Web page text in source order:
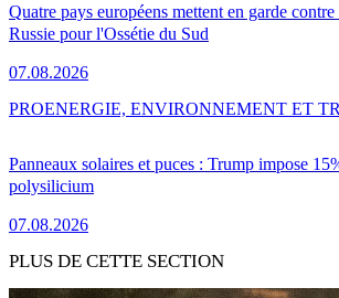
Quatre pays européens mettent en garde
Russie pour l'Ossétie du Sud
07.08.2026
Panneaux solaires et puces : Trump impose
polysilicium
07.08.2026
PROENERGIE, ENVIRONNEMENT ET
PLUS DE CETTE SECTION